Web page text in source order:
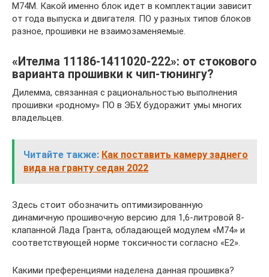
М74М. Какой именно блок идет в комплектации зависит
от года выпуска и двигателя. ПО у разных типов блоков
разное, прошивки не взаимозаменяемые.
«Ителма 11186-1411020-222»: от стокового
варианта прошивки к чип-тюнингу?
Дилемма, связанная с рациональностью выполнения
прошивки «родному» ПО в ЭБУ, будоражит умы многих
владельцев.
Читайте также: Как поставить камеру заднего
вида на гранту седан 2022
Здесь стоит обозначить оптимизированную
динамичную прошивочную версию для 1,6-литровой 8-
клапанной Лада Гранта, обладающей модулем «М74» и
соответствующей норме токсичности согласно «Е2».
Какими преференциями наделена данная прошивка?